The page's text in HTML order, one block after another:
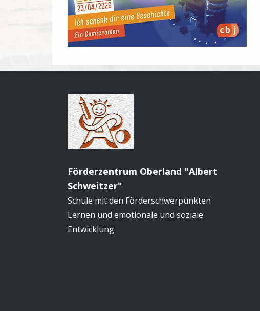
Förderzentrum Oberland "Albert
Schweitzer"
Schule mit den Förderschwerpunkten
Lernen und emotionale und soziale
Entwicklung